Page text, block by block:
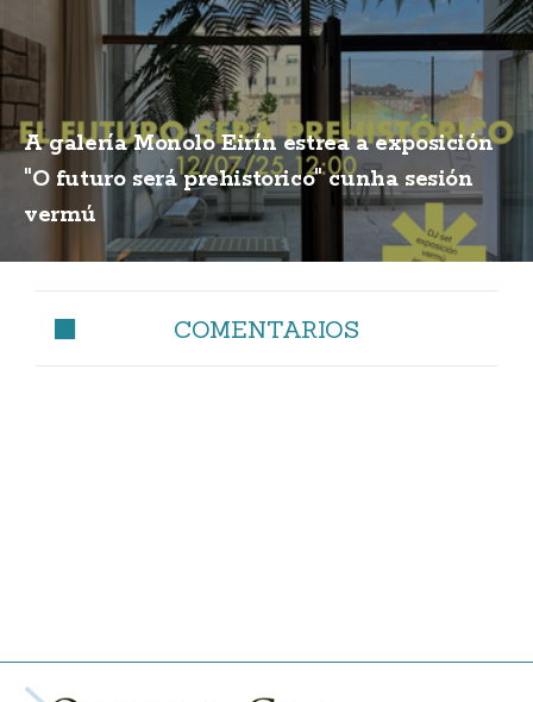
A galería Monolo Eirín estrea a exposición
"O futuro será prehistorico" cunha sesión
vermú
COMENTARIOS